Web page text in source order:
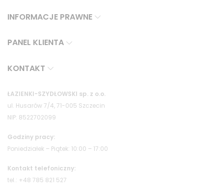
INFORMACJE PRAWNE
PANEL KLIENTA
KONTAKT
ŁAZIENKI-SZYDŁOWSKI sp. z o.o.
ul. Husarów 7/4, 71-005 Szczecin
NIP: 8522702099
Godziny pracy:
Poniedziałek – Piątek: 10:00 – 17:00
Kontakt telefoniczny:
tel.: +48 785 821 527